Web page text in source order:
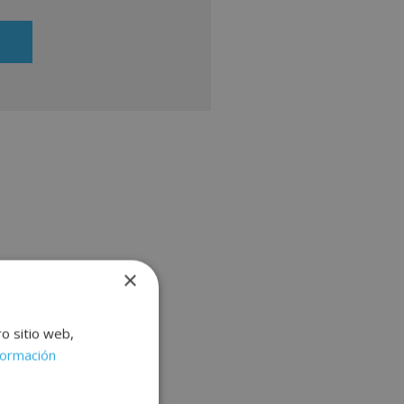
ejercitar sus derechos
dirigiéndose a la
×
sitio web,